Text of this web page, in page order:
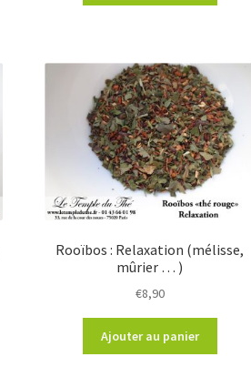
Rooïbos : Relaxation (mélisse,
mûrier … )
€8,90
Ajouter au panier